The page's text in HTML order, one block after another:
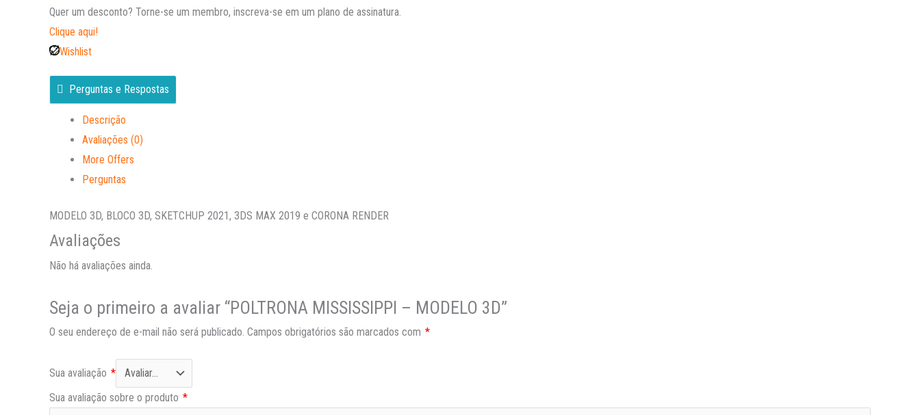
Quer um desconto? Torne-se um membro, inscreva-se em um plano de assinatura.
Clique aqui!
Wishlist
Perguntas e Respostas
Descrição
Avaliações (0)
More Offers
Perguntas
MODELO 3D, BLOCO 3D, SKETCHUP 2021, 3DS MAX 2019 e CORONA RENDER
Avaliações
Não há avaliações ainda.
Seja o primeiro a avaliar “POLTRONA MISSISSIPPI – MODELO 3D”
O seu endereço de e-mail não será publicado. Campos obrigatórios são marcados com *
Sua avaliação *
Sua avaliação sobre o produto *